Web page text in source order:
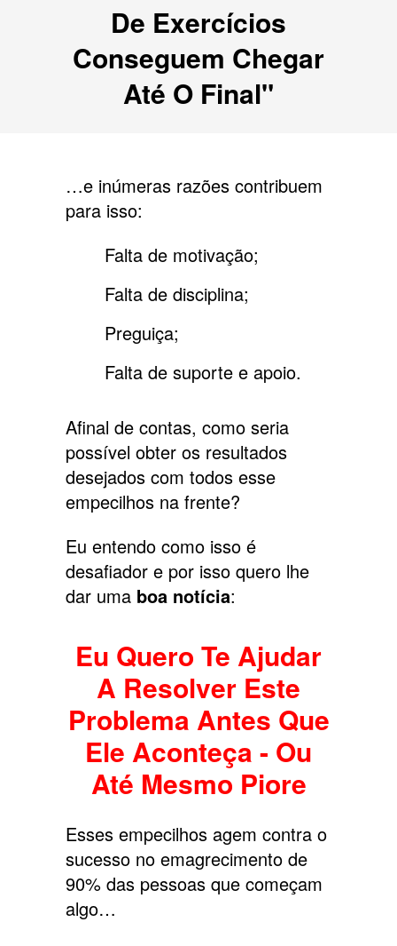
De Exercícios
Conseguem Chegar
Até O Final"
…e inúmeras razões contribuem
para isso:
Falta de motivação;
Falta de disciplina;
Preguiça;
Falta de suporte e apoio.
Afinal de contas, como seria
possível obter os resultados
desejados com todos esse
empecilhos na frente?
Eu entendo como isso é
desafiador e por isso quero lhe
dar uma boa notícia:
Eu Quero Te Ajudar
A Resolver Este
Problema Antes Que
Ele Aconteça - Ou
Até Mesmo Piore
Esses empecilhos agem contra o
sucesso no emagrecimento de
90% das pessoas que começam
algo…